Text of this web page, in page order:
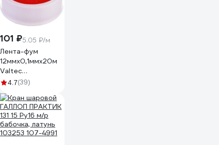
101 ₽5.05 ₽/м
Лента-фум
12ммх0,1ммх20м
Valtec
VT.PTFE.0.121020
4.7(39)